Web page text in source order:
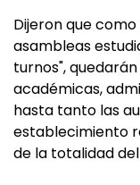
Dijeron que
asambleas
turnos",
académicas,
hasta tanto las
establecimiento
de la totalidad